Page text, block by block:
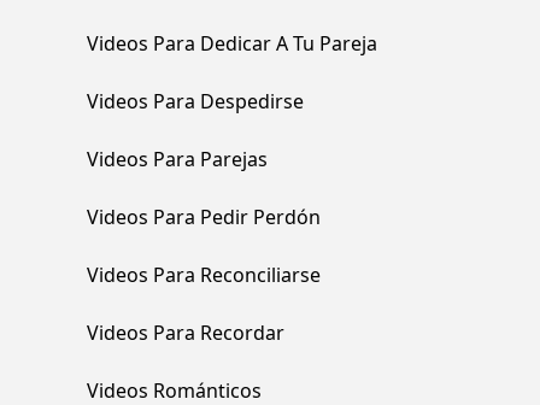
Videos Para Dedicar A Tu Pareja
Videos Para Despedirse
Videos Para Parejas
Videos Para Pedir Perdón
Videos Para Reconciliarse
Videos Para Recordar
Videos Románticos